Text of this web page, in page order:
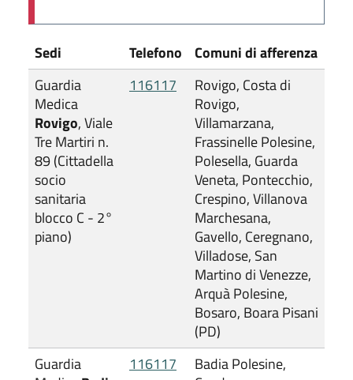
Sedi Telefono
Comuni di afferenza
Guardia
Medica
Rovigo, Viale
Tre Martiri n.
89 (Cittadella
socio
sanitaria
blocco C - 2°
piano)
116117
Rovigo, Costa di
Rovigo,
Villamarzana,
Frassinelle Polesine,
Polesella, Guarda
Veneta, Pontecchio,
Crespino, Villanova
Marchesana,
Gavello, Ceregnano,
Villadose, San
Martino di Venezze,
Arquà Polesine,
Bosaro, Boara Pisani
(PD)
Guardia
116117
Badia Polesine,